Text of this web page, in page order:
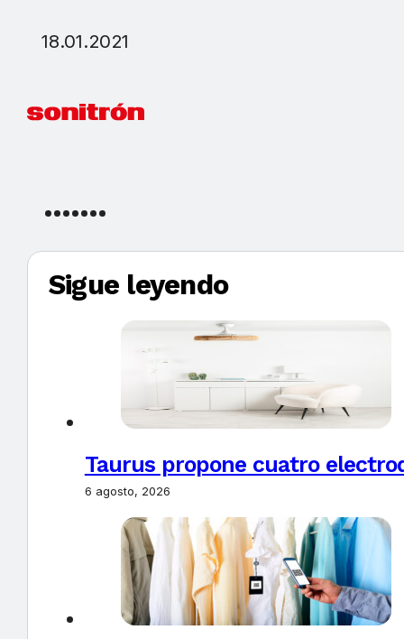
18.01.2021
Sigue leyendo
Taurus propone cuatro
6 agosto, 2026